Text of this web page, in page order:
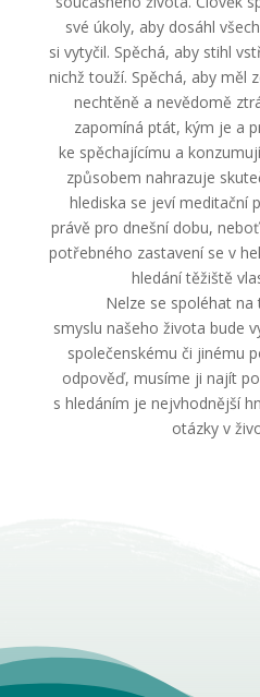
své úkoly, aby dosáhl
si vytyčil. Spěchá, aby stihl
nichž touží. Spěchá, aby měl
nechtěně a nevědomě
zapomíná ptát, kým je a
ke spěchajícímu a
způsobem nahrazuje
hlediska se jeví meditační
právě pro dnešní dobu,
potřebného zastavení se v
hledání těžiště
Nelze se spoléhat na
smyslu našeho života bude
společenskému či jinému
odpověď, musíme ji najít
s hledáním je nejvhodnější
otázky v